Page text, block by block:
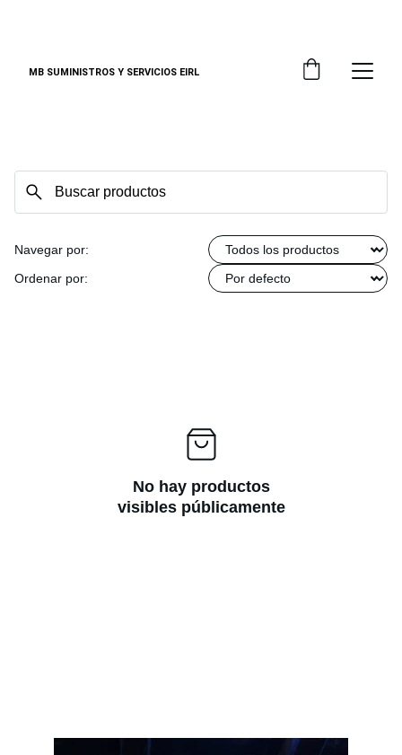
MB SUMINISTROS Y SERVICIOS EIRL
Navegar por:
Ordenar por:
No hay productos
visibles públicamente